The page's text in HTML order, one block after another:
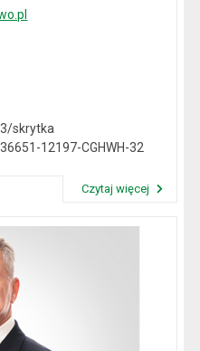
skrytka
12197-CGHWH-32
Czytaj więcej